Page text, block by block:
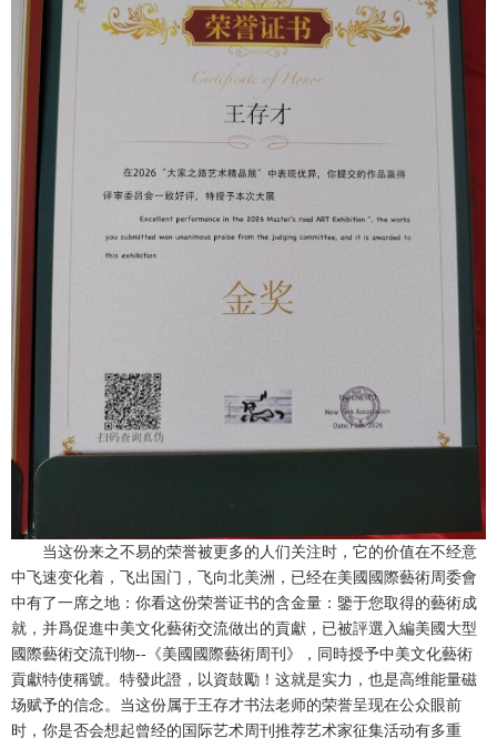
当这份来之不易的荣誉被更多的人们关注时，它的价值在不经意
中飞速变化着，飞出国门，飞向北美洲，已经在美國國際藝術周委會
中有了一席之地：你看这份荣誉证书的含金量：鑒于您取得的藝術成
就，并爲促進中美文化藝術交流做出的貢獻，已被評選入編美國大型
國際藝術交流刊物--《美國國際藝術周刊》，同時授予中美文化藝術
貢獻特使稱號。特發此證，以資鼓勵！这就是实力，也是高维能量磁
场赋予的信念。当这份属于王存才书法老师的荣誉呈现在公众眼前
时，你是否会想起曾经的国际艺术周刊推荐艺术家征集活动有多重